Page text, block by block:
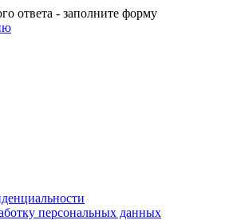
ответа - заполните форму
персональных данных